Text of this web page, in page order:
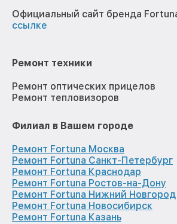
Официальный сайт бренда
ссылке
Ремонт техники
Ремонт оптических прицелов
Ремонт тепловизоров
Филиал в Вашем городе
Ремонт Fortuna Москва
Ремонт Fortuna Санкт-Петербург
Ремонт Fortuna Краснодар
Ремонт Fortuna Ростов-на-Дону
Ремонт Fortuna Нижний Новгород
Ремонт Fortuna Новосибирск
Ремонт Fortuna Казань